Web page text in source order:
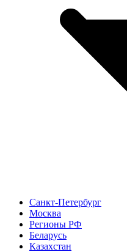
Санкт-Петербург
Москва
Регионы РФ
Беларусь
Казахстан